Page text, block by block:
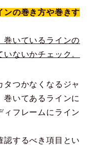
ンの巻き方や巻きす
巻いているラインの
ないかチェック。
タつかなくなるジャ
巻いてあるラインに
ィフレームにライン
認するべき項目とい